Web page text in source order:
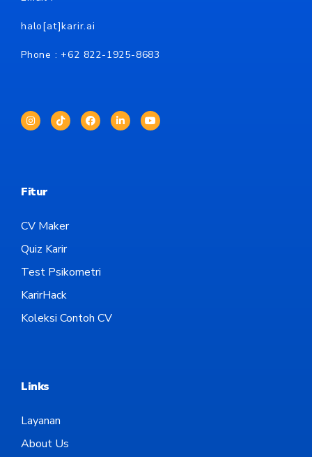
halo[at]karir.ai
Phone : +62 822-1925-8683
Fitur
CV Maker
Quiz Karir
Test Psikometri
KarirHack
Koleksi Contoh CV
Links
Layanan
About Us